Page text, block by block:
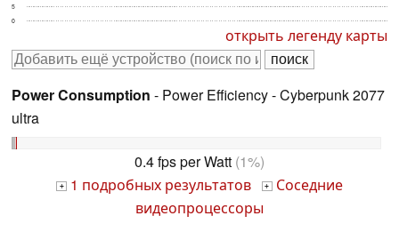
0
5
открыть легенду карты
Power Consumption - Power Efficiency - Cyberpunk 2077
ultra
0.4 fps per Watt (1%)
+ 1 подробных результатов + Соседние
видеопроцессоры